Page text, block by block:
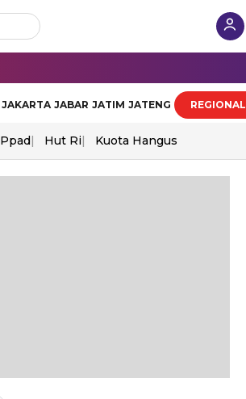
JAKARTA JABAR JATIM JATENG REGIONAL
Ppad Hut Ri Kuota Hangus